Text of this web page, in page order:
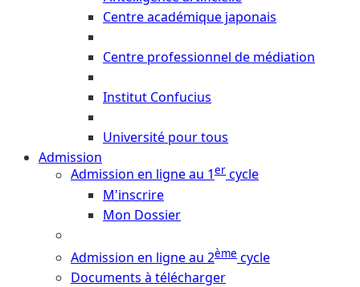
Centre académique japonais
Centre professionnel de médiation
Institut Confucius
Université pour tous
Admission
Admission en ligne au 1er cycle
M'inscrire
Mon Dossier
Admission en ligne au 2ème cycle
Documents à télécharger